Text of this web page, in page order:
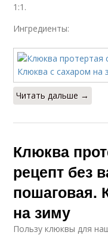
1:1.
Ингредиенты:
Читать дальше →
Клюква
рецепт без
пошаговая.
на зиму
Пользу клюквы для